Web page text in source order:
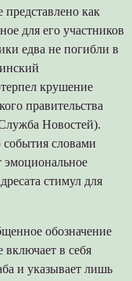
как
для его участников
едва не погибли в
крушение
правительства
Новостей).
события словами
эмоциональное
стимул для
обозначение
в себя
и указывает лишь